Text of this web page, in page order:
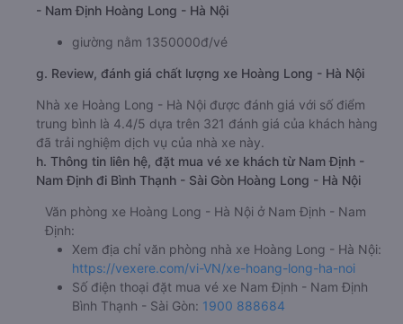
- Nam Định Hoàng Long - Hà Nội
giường nằm 1350000đ/vé
g. Review, đánh giá chất lượng xe Hoàng Long - Hà Nội
Nhà xe Hoàng Long - Hà Nội được đánh giá với số điểm
trung bình là 4.4/5 dựa trên 321 đánh giá của khách hàng
đã trải nghiệm dịch vụ của nhà xe này.
h. Thông tin liên hệ, đặt mua vé xe khách từ Nam Định -
Nam Định đi Bình Thạnh - Sài Gòn Hoàng Long - Hà Nội
Văn phòng xe Hoàng Long - Hà Nội ở Nam Định - Nam
Định:
Xem địa chỉ văn phòng nhà xe Hoàng Long - Hà Nội:
https://vexere.com/vi-VN/xe-hoang-long-ha-noi
Số điện thoại đặt mua vé xe Nam Định - Nam Định
Bình Thạnh - Sài Gòn: 1900 888684